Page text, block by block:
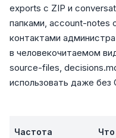
exports с ZIP и
папками, account-notes
контактами
в человекочитаемом
source-files,
использовать даже без
Частота